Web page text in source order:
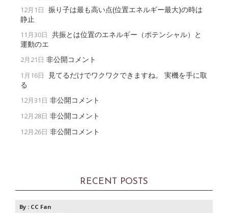
12月1日 振り子は最も高い点(位置エネルギー最大)の時は
静止
11月30日 共振とは位置のエネルギー（ポテンシャル）と
運動のエ
2月21日 非公開コメント
1月16日
見てるだけでワクワクできますね。 実機を手に取
る
12月31日 非公開コメント
12月28日 非公開コメント
12月26日 非公開コメント
RECENT POSTS
By : CC Fan